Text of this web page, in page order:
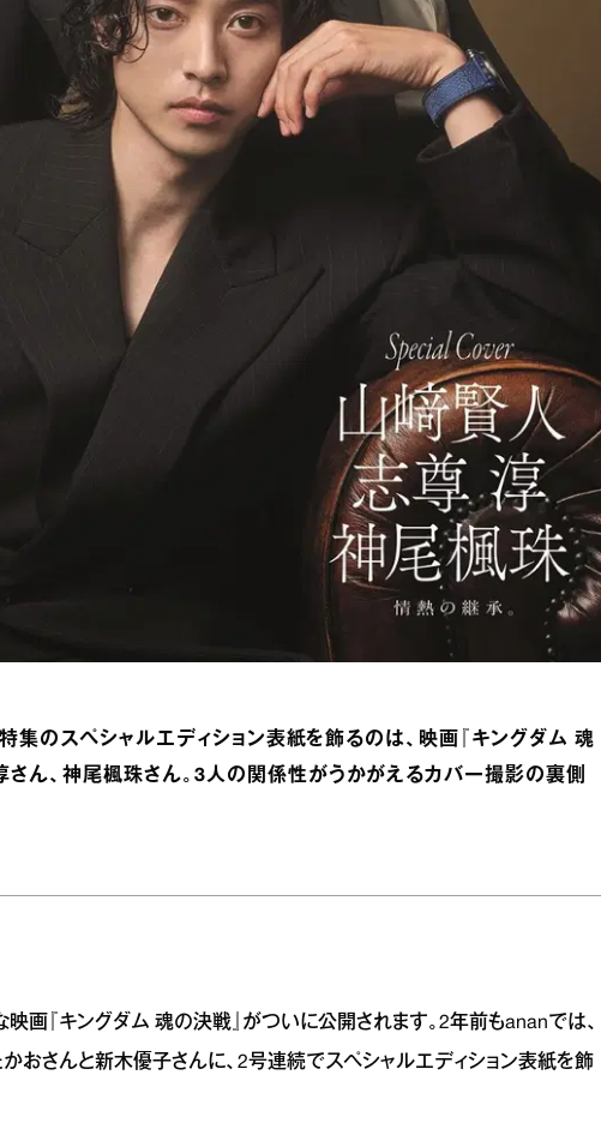
集のスペシャルエディション表紙を飾るのは、映画『キングダム 魂
さん、神尾楓珠さん。3人の関係性がうかがえるカバー撮影の裏側
映画『キングダム 魂の決戦』がついに公開されます。2年前もananでは、
おさんと新木優子さんに、2号連続でスペシャルエディション表紙を飾